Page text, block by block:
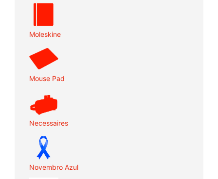
Moleskine
Mouse Pad
Necessaires
Novembro Azul